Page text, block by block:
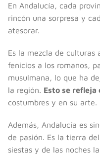
En Andalucía, cada
rincón una sorpresa y
atesorar.
Es la mezcla de
fenicios a los romanos,
musulmana, lo que ha
la región. Esto se
costumbres y en su arte.
Además, Andalucía es
de pasión. Es la tierra
siestas y de las noches